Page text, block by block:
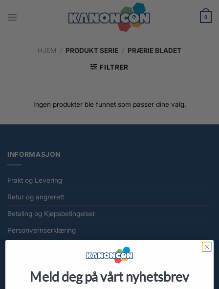
0
HJEM / PRODUKT SERIE / PRÆRIE BLADET
FILTRER
Ingen produkter ble funnet som passer dine valg.
INFORMASJON
Frakt og Levering
Retur og angrerett
Betaling og Kjøpsbetingelser
Personvernserklæring
Meld deg på vårt nyhetsbrev